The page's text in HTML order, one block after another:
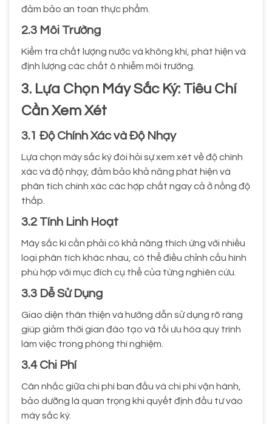
đảm bảo an toàn thực phẩm.
2.3 Môi Trường
Kiểm tra chất lượng nước và không khí, phát hiện và
định lượng các chất ô nhiễm môi trường.
3. Lựa Chọn Máy Sắc Ký: Tiêu Chí
Cần Xem Xét
3.1 Độ Chính Xác và Độ Nhạy
Lựa chọn máy sắc ký đòi hỏi sự xem xét về độ chính
xác và độ nhạy, đảm bảo khả năng phát hiện và
phân tích chính xác các hợp chất ngay cả ở nồng độ
thấp.
3.2 Tính Linh Hoạt
Máy sắc kí cần phải có khả năng thích ứng với nhiều
loại phân tích khác nhau, có thể điều chỉnh cấu hình
phù hợp với mục đích cụ thể của từng nghiên cứu.
3.3 Dễ Sử Dụng
Giao diện thân thiện và hướng dẫn sử dụng rõ ràng
giúp giảm thời gian đào tạo và tối ưu hóa quy trình
làm việc trong phòng thí nghiệm.
3.4 Chi Phí
Cân nhắc giữa chi phí ban đầu và chi phí vận hành,
bảo dưỡng là quan trọng khi quyết định đầu tư vào
máy sắc ký.